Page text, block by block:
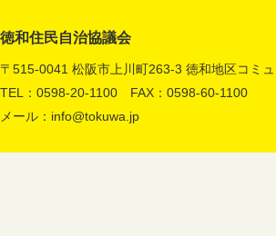
徳和住民自治協議会
〒515-0041 松阪市上川町263-3 徳和地区コミ
TEL：0598-20-1100 FAX：0598-60-1100
メール： info@tokuwa.jp